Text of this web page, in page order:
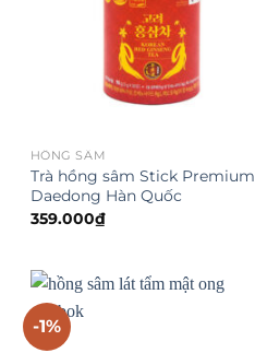
HỒNG SÂM
Trà hồng sâm Stick Premium
Daedong Hàn Quốc
359.000₫
-1%